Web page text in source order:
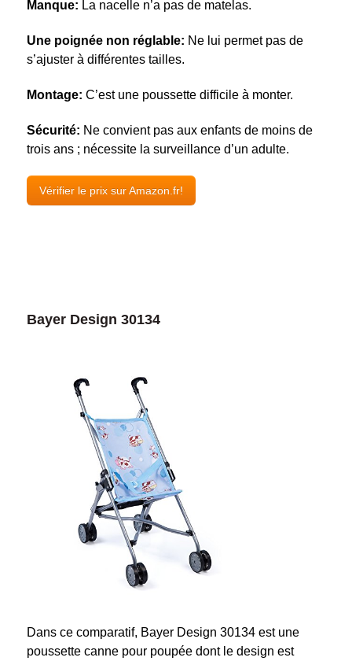
Manque: La nacelle n’a pas de matelas.
Une poignée non réglable: Ne lui permet pas de
s’ajuster à différentes tailles.
Montage: C’est une poussette difficile à monter.
Sécurité: Ne convient pas aux enfants de moins de
trois ans ; nécessite la surveillance d’un adulte.
Vérifier le prix sur Amazon.fr!
Bayer Design 30134
Dans ce comparatif, Bayer Design 30134 est une
poussette canne pour poupée dont le design est